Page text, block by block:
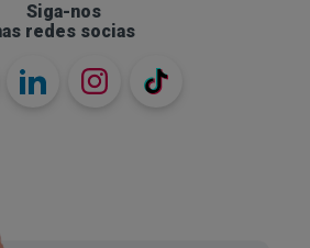
Siga-nos
redes socias